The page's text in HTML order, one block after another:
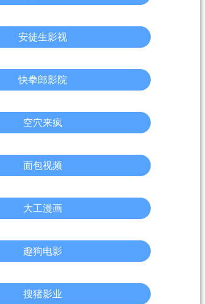
安徒生影视
快拳郎影院
空穴来疯
面包视频
大工漫画
趣狗电影
搜猪影业